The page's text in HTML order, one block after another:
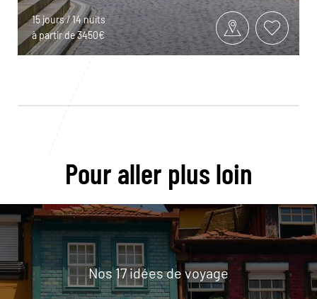
15 jours / 14 nuits
à partir de 3450€
Pour aller plus loin
Nos 17 idées de voyage